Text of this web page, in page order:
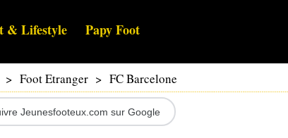
& Lifestyle Papy Foot
> Foot Etranger > FC Barcelone
Jeunesfooteux.com sur Google